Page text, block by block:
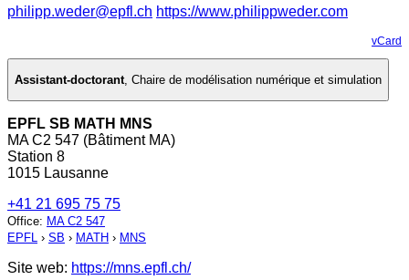
philipp.weder@epfl.ch https://www.philippweder.com
vCard
Assistant-doctorant, Chaire de modélisation numérique et simulation
EPFL SB MATH MNS
MA C2 547 (Bâtiment MA)
Station 8
1015 Lausanne
+41 21 695 75 75
Office: MA C2 547
EPFL › SB › MATH › MNS
Site web: https://mns.epfl.ch/